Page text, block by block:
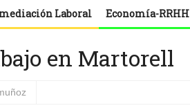
Laboral Economía-RRHH
en Martorell